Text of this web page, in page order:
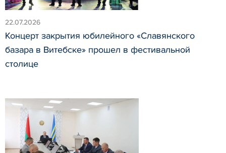
22.07.2026
Концерт закрытия юбилейного «Славянского
базара в Витебске» прошел в фестивальной
столице